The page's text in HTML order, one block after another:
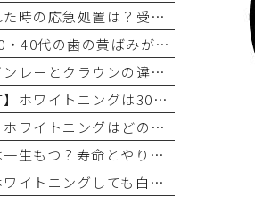
詰め物が取れた時の応急処置は？受診までのNG行動と放置リスク
【洋野町】30・40代の歯の黄ばみが気になる方へ｜ホワイトニングで変わる歯と印象
セラミックインレーとクラウンの違いとは？治療範囲別に適した選択肢を解説
【おいらせ町】ホワイトニングは30・40代でも効果ある？年代別の特徴と始める前に知っておきたいこと
【十和田市】ホワイトニングはどのくらい持つ？持続期間と長持ちさせるコツ
セラミックは一生もつ？寿命とやり直しが必要になるケース
【洋野町】ホワイトニングしても白くならない理由とは？効果が出にくい人の特徴